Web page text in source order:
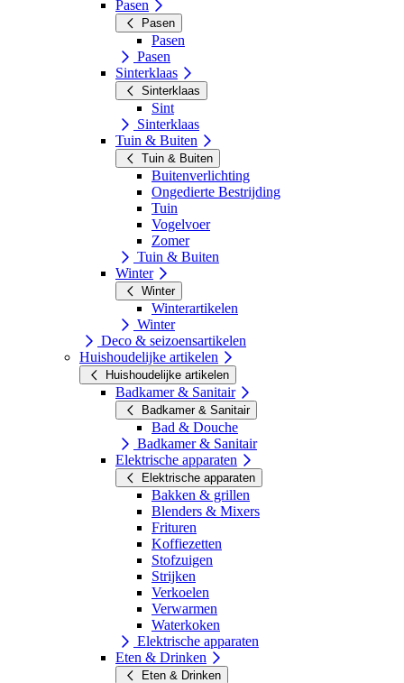
Pasen
Pasen
Pasen
Pasen
Sinterklaas
Sinterklaas
Sint
Sinterklaas
Tuin & Buiten
Tuin & Buiten
Buitenverlichting
Ongedierte Bestrijding
Tuin
Vogelvoer
Zomer
Tuin & Buiten
Winter
Winter
Winterartikelen
Winter
Deco & seizoensartikelen
Huishoudelijke artikelen
Huishoudelijke artikelen
Badkamer & Sanitair
Badkamer & Sanitair
Bad & Douche
Badkamer & Sanitair
Elektrische apparaten
Elektrische apparaten
Bakken & grillen
Blenders & Mixers
Frituren
Koffiezetten
Stofzuigen
Strijken
Verkoelen
Verwarmen
Waterkoken
Elektrische apparaten
Eten & Drinken
Eten & Drinken